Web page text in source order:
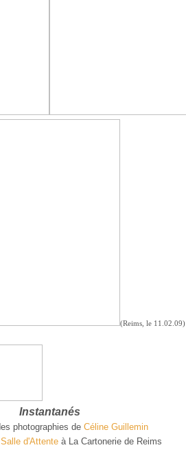
(Reims, le 11.02.09)
Instantanés
photographies de Céline Guillemin
Salle d'Attente à La Cartonerie de Reims